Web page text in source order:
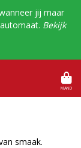
jij maar
Bekijk
MAND
smaak.